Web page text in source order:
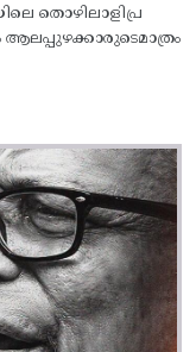
തൊഴിലാളിപ്ര
ആലപ്പുഴക്കാരുടെമാത്രം